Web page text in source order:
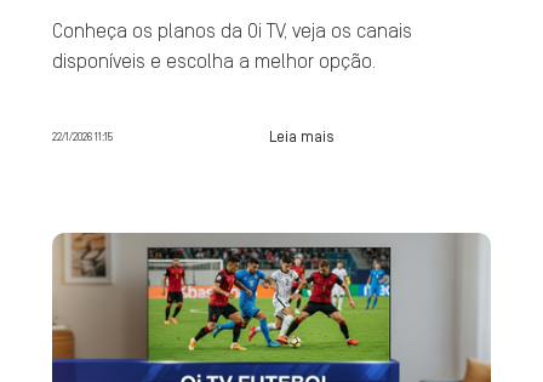
Conheça os planos da Oi TV, veja os canais
disponíveis e escolha a melhor opção.
22/1/2026 11:15 Leia mais